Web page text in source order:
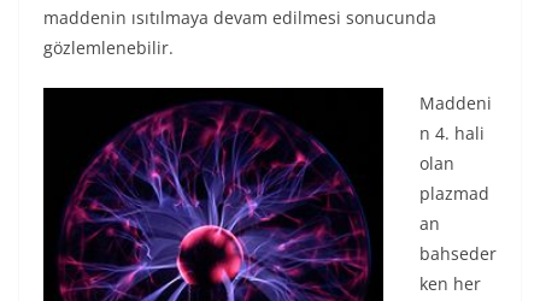
maddenin ısıtılmaya devam edilmesi sonucunda
gözlemlenebilir.
Maddeni
n 4. hali
olan
plazmad
an
bahseder
ken her